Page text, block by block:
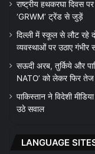
राष्ट्रीय हथकरघा दिवस
‘GRWM’ ट्रेंड से जुड़ें
दिल्ली में स्कूल से लौट रहे
व्यवस्थाओं पर उठाए गंभीर
सऊदी अरब, तुर्किये और
NATO’ को लेकर फिर तेज
पाकिस्तान ने विदेशी
उठे सवाल
LANGUAGE